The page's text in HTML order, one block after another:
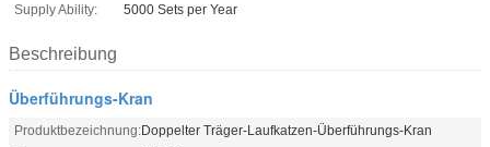
Supply Ability:
5000 Sets per Year
Beschreibung
Überführungs-Kran
Produktbezeichnung:Doppelter Träger-Laufkatzen-Überführungs-Kran